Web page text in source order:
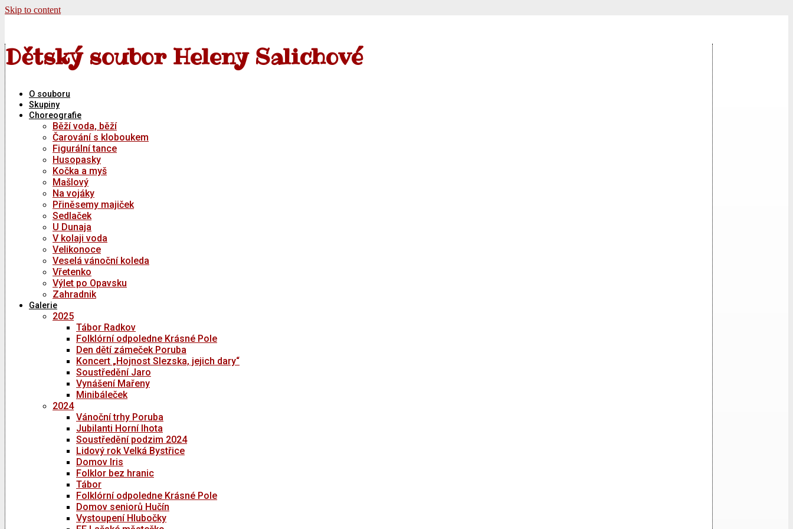
Skip to content
Dětský soubor Heleny Salichové
O souboru
Skupiny
Choreografie
Běží voda, běží
Čarování s kloboukem
Figurální tance
Husopasky
Kočka a myš
Mašlový
Na vojáky
Přiněsemy majiček
Sedlaček
U Dunaja
V kolaji voda
Velikonoce
Veselá vánoční koleda
Vřetenko
Výlet po Opavsku
Zahradnik
Galerie
2025
Tábor Radkov
Folklórní odpoledne Krásné Pole
Den dětí zámeček Poruba
Koncert „Hojnost Slezska, jejich dary“
Soustředění Jaro
Vynášení Mařeny
Minibáleček
2024
Vánoční trhy Poruba
Jubilanti Horní lhota
Soustředění podzim 2024
Lidový rok Velká Bystřice
Domov Iris
Folklor bez hranic
Tábor
Folklórní odpoledne Krásné Pole
Domov seniorů Hučín
Vystoupení Hlubočky